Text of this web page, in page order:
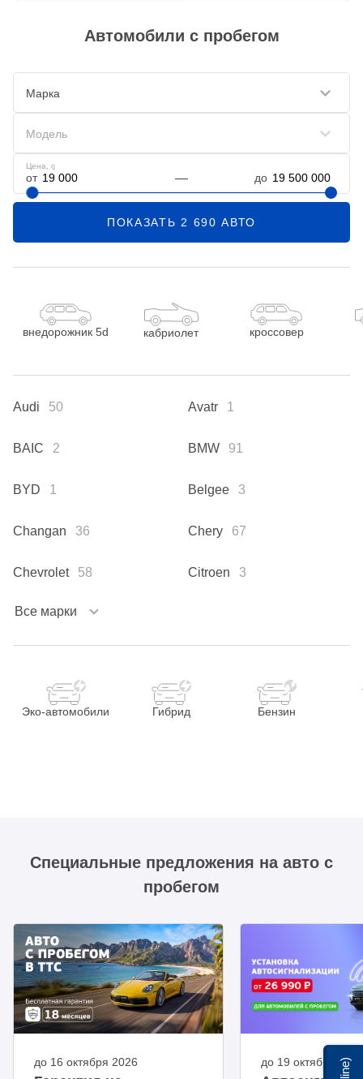
Автомобили с пробегом
Марка
Модель
Цена, q
от до
ПОКАЗАТЬ 2 690 АВТО
внедорожник 5d кабриолет кроссовер
Audi 50 Avatr 1
BAIC 2 BMW 91
BYD 1 Belgee 3
Changan 36 Chery 67
Chevrolet 58 Citroen 3
Все марки
Эко-автомобили Гибрид Бензин
Специальные предложения на авто с
пробегом
до 16 октября 2026 до 19 октября